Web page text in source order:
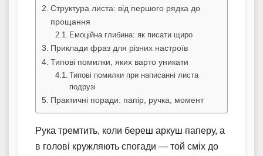
Структура листа: від першого рядка до
прощання
Емоційна глибина: як писати щиро
Приклади фраз для різних настроїв
Типові помилки, яких варто уникати
Типові помилки при написанні листа
подрузі
Практичні поради: папір, ручка, момент
Рука тремтить, коли береш аркуш паперу, а
в голові кружляють спогади — той сміх до